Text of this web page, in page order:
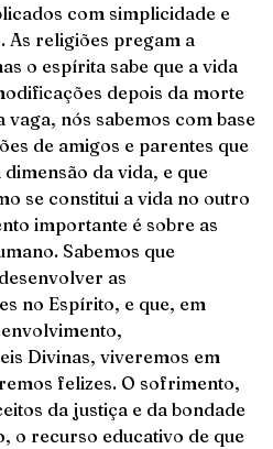
com simplicidade e
As religiões pregam a
o espírita sabe que a vida
depois da morte
nós sabemos com base
de amigos e parentes que
da vida, e que
se constitui a vida no outro
importante é sobre as
Sabemos que
as
no Espírito, e que, em
Divinas, viveremos em
felizes. O sofrimento,
da justiça e da bondade
o recurso educativo de que